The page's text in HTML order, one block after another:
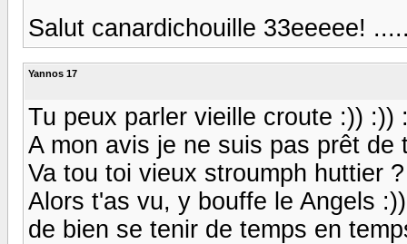
Salut canardichouille 33eeeee!
Yannos 17
Tu peux parler vieille croute :)) :))
A mon avis je ne suis pas prêt de
Va tou toi vieux stroumph huttier
Alors t'as vu, y bouffe le Angels
de bien se tenir de temps en